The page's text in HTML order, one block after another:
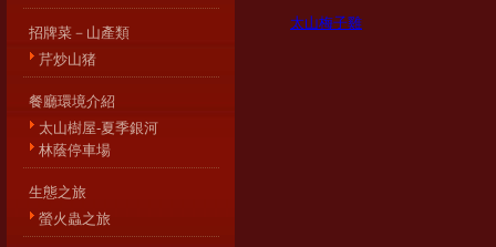
招牌菜－山產類
芹炒山猪
餐廳環境介紹
太山樹屋-夏季銀河
林蔭停車場
生態之旅
螢火蟲之旅
太山梅子雞